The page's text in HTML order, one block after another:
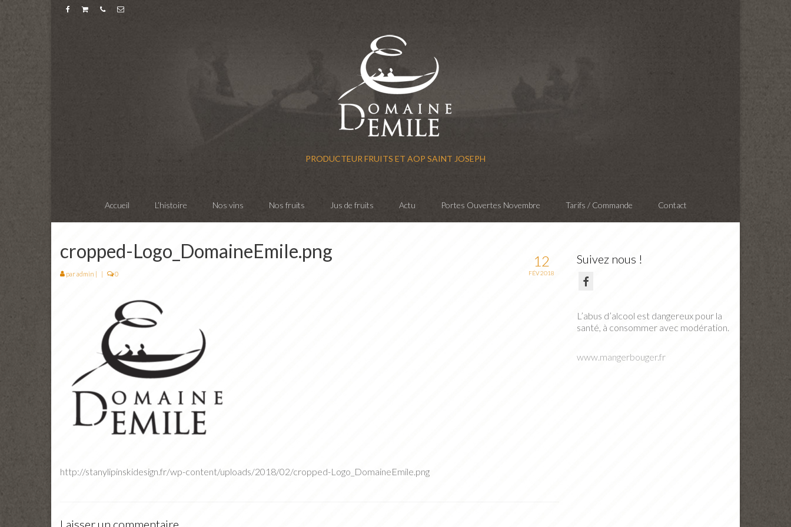
PRODUCTEUR FRUITS ET AOP SAINT JOSEPH
Accueil L’histoire Nos vins Nos fruits Jus de fruits Actu Portes Ouvertes Novembre Tarifs / Commande Contact
12
FÉV 2018
cropped-Logo_DomaineEmile.png
paradmin | | 0
http://stanylipinskidesign.fr/wp-content/uploads/2018/02/cropped-Logo_DomaineEmile.png
Laisser un commentaire
Suivez nous !
L’abus d’alcool est dangereux pour la
santé, à consommer avec modération.
www.mangerbouger.fr